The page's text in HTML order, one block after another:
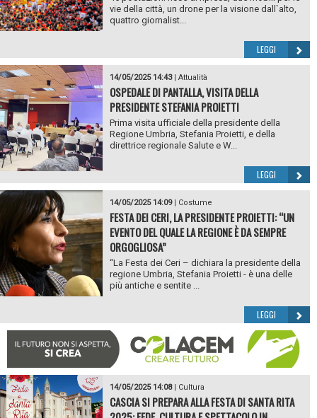
vie della città, un drone per la visione dall`alto,
quattro giornalist...
LEGGI
14/05/2025 14:43| Attualità
OSPEDALE DI PANTALLA, VISITA DELLA
PRESIDENTE STEFANIA PROIETTI
Prima visita ufficiale della presidente della
Regione Umbria, Stefania Proietti, e della
direttrice regionale Salute e W...
LEGGI
14/05/2025 14:09| Costume
FESTA DEI CERI, LA PRESIDENTE PROIETTI: “UN
EVENTO DEL QUALE LA REGIONE È DA SEMPRE
ORGOGLIOSA”
“La Festa dei Ceri – dichiara la presidente della
regione Umbria, Stefania Proietti - è una delle
più antiche e sentite ...
LEGGI
14/05/2025 14:08| Cultura
CASCIA SI PREPARA ALLA FESTA DI SANTA RITA